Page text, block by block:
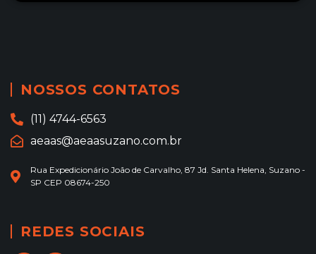
NOSSOS CONTATOS
(11) 4744-6563
aeaas@aeaasuzano.com.br
Rua Expedicionário João de Carvalho, 87 Jd. Santa Helena, Suzano -
SP CEP 08674-250
REDES SOCIAIS